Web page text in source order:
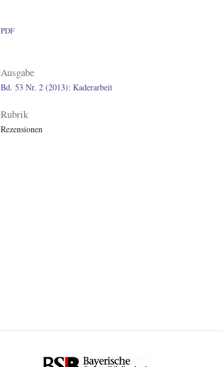
PDF
Ausgabe
Bd. 53 Nr. 2 (2013): Kaderarbeit
Rubrik
Rezensionen